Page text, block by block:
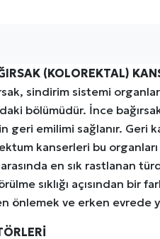
(KOLOREKTAL)
sindirim sistemi
bölümüdür. İnce
geri emilimi sağlanır. Geri
kanserleri bu
en sık rastlanan
sıklığı açısından bir
önlemek ve erken evrede